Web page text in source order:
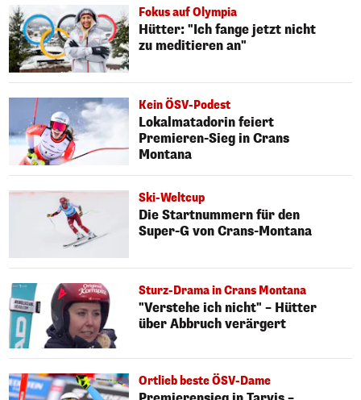
Fokus auf Olympia
Hütter: "Ich fange jetzt nicht
zu meditieren an"
Kein ÖSV-Podest
Lokalmatadorin feiert
Premieren-Sieg in Crans
Montana
Ski-Weltcup
Die Startnummern für den
Super-G von Crans-Montana
Sturz-Drama in Crans Montana
"Verstehe ich nicht" – Hütter
über Abbruch verärgert
Ortlieb beste ÖSV-Dame